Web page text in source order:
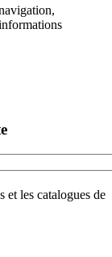
et les catalogues de